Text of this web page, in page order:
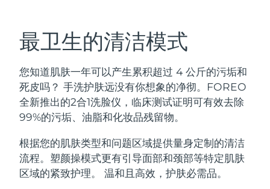
最卫生的清洁模式
您知道肌肤一年可以产生累积超过 4 公斤的污垢和
死皮吗？ 手洗护肤远没有你想象的净彻。FOREO
全新推出的2合1洗脸仪，临床测试证明可有效去除
99%的污垢、油脂和化妆品残留物。
根据您的肌肤类型和问题区域提供量身定制的清洁
流程。塑颜操模式更有引导面部和颈部等特定肌肤
区域的紧致护理。 温和且高效，护肤必需品。
面部清洁
LUNA™ 4 套装
Anti-aging massage
LUNA™ 4 Plus
紧致提拉
BEAR™ 2 套装
Microcurrent toning
BEAR™ 2 go
补水保湿
UFO™ 3 套装
口腔护理
issa™ 4
奥地利 预计送达日期
比利时 预计送达日期8/9/26
百慕大 预计送达日期
波斯尼亚和黑塞哥维那 预计送达日期8/12/26
文莱 预计送达日期